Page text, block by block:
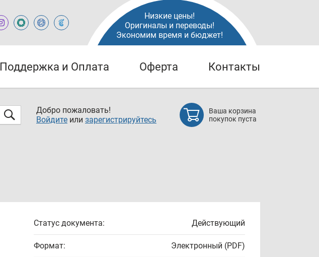
Низкие цены!
Оригиналы и переводы!
Экономим время и бюджет!
Поддержка и Оплата Оферта Контакты
Добро пожаловать!
Войдите или зарегистрируйтесь
Ваша корзина
покупок пуста
Статус документа: Действующий
Формат: Электронный (PDF)